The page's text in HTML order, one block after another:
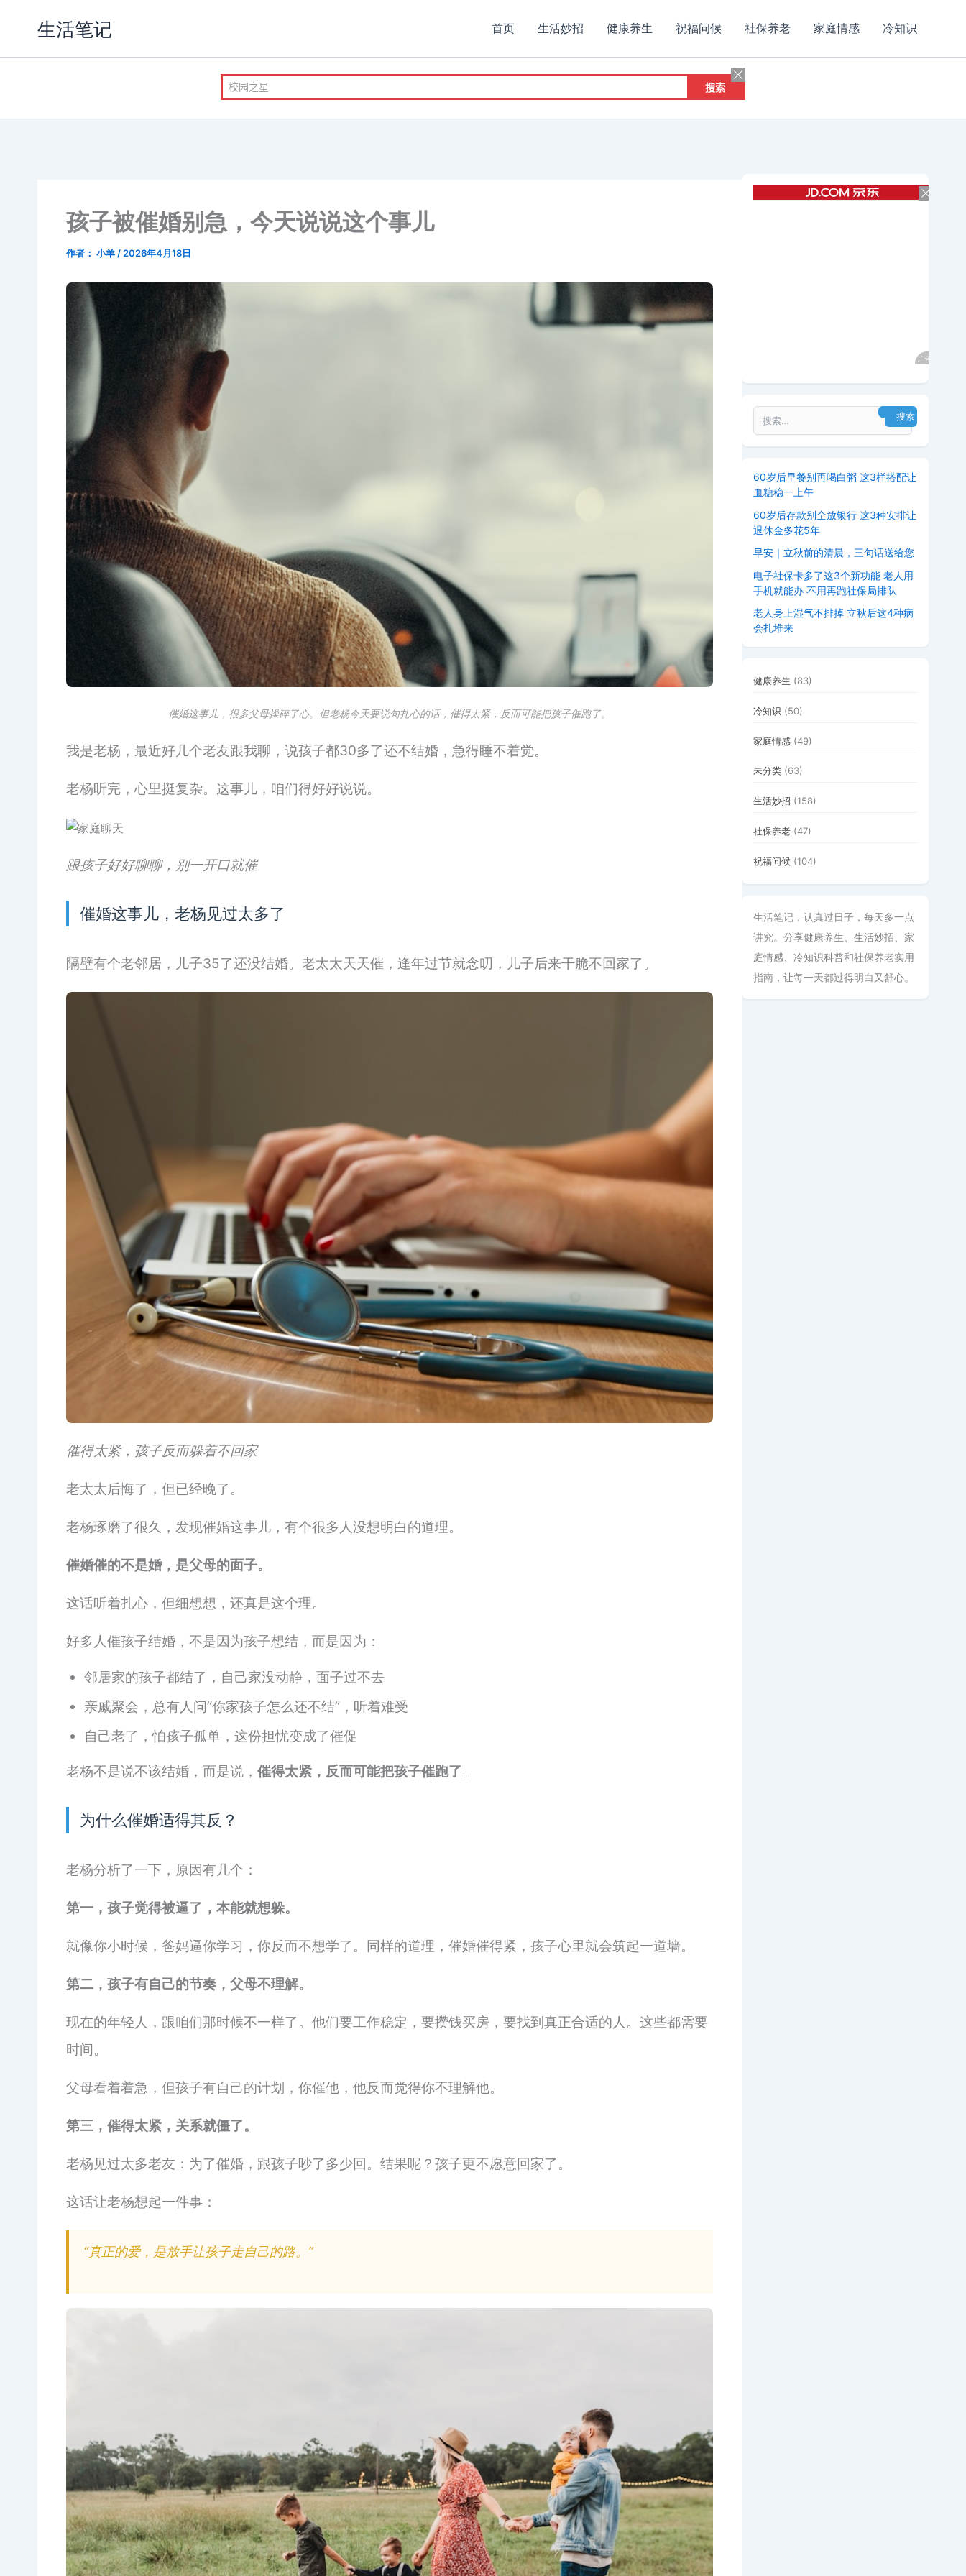
生活笔记 首页 生活妙招 健康养生 祝福问候 社保养老 家庭情感 冷知识
孩子被催婚别急，今天说说这个事儿
作者： 小羊 / 2026年4月18日
催婚这事儿，很多父母操碎了心。但老杨今天要说句扎心的话，催得太紧，反而可能把孩子催跑了。
我是老杨，最近好几个老友跟我聊，说孩子都30多了还不结婚，急得睡不着觉。
老杨听完，心里挺复杂。这事儿，咱们得好好说说。
跟孩子好好聊聊，别一开口就催
催婚这事儿，老杨见过太多了
隔壁有个老邻居，儿子35了还没结婚。老太太天天催，逢年过节就念叨，儿子后来干脆不回家了。
催得太紧，孩子反而躲着不回家
老太太后悔了，但已经晚了。
老杨琢磨了很久，发现催婚这事儿，有个很多人没想明白的道理。
催婚催的不是婚，是父母的面子。
这话听着扎心，但细想想，还真是这个理。
好多人催孩子结婚，不是因为孩子想结，而是因为：
邻居家的孩子都结了，自己家没动静，面子过不去
亲戚聚会，总有人问”你家孩子怎么还不结”，听着难受
自己老了，怕孩子孤单，这份担忧变成了催促
老杨不是说不该结婚，而是说， 催得太紧，反而可能把孩子催跑了。
为什么催婚适得其反？
老杨分析了一下，原因有几个：
第一，孩子觉得被逼了，本能就想躲。
就像你小时候，爸妈逼你学习，你反而不想学了。同样的道理，催婚催得紧，孩子心里就会筑起一道墙。
第二，孩子有自己的节奏，父母不理解。
现在的年轻人，跟咱们那时候不一样了。他们要工作稳定，要攒钱买房，要找到真正合适的人。这些都需要
时间。
父母看着着急，但孩子有自己的计划，你催他，他反而觉得你不理解他。
第三，催得太紧，关系就僵了。
老杨见过太多老友：为了催婚，跟孩子吵了多少回。结果呢？孩子更不愿意回家了。
这话让老杨想起一件事：
“真正的爱，是放手让孩子走自己的路。”
60岁后早餐别再喝白粥 这3样搭配让
血糖稳一上午
60岁后存款别全放银行 这3种安排让
退休金多花5年
早安｜立秋前的清晨，三句话送给您
电子社保卡多了这3个新功能 老人用
手机就能办 不用再跑社保局排队
老人身上湿气不排掉 立秋后这4种病
会扎堆来
健康养生 (83)
冷知识 (50)
家庭情感 (49)
未分类 (63)
生活妙招 (158)
社保养老 (47)
祝福问候 (104)
生活笔记，认真过日子，每天多一点
讲究。分享健康养生、生活妙招、家
庭情感、冷知识科普和社保养老实用
指南，让每一天都过得明白又舒心。